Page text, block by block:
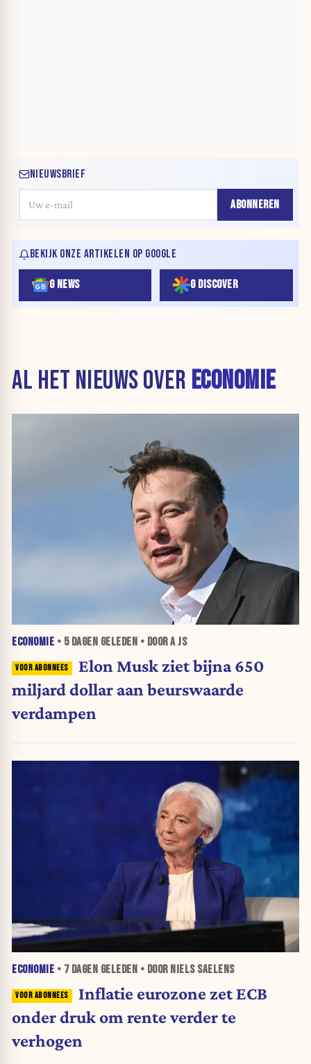
NIEUWSBRIEF
ABONNEREN
BEKIJK ONZE ARTIKELEN OP GOOGLE
G NEWS G DISCOVER
AL HET NIEUWS OVER ECONOMIE
ECONOMIE • 5 DAGEN GELEDEN • DOOR A JS
Elon Musk ziet bijna 650
miljard dollar aan beurswaarde
verdampen
ECONOMIE • 7 DAGEN GELEDEN • DOOR NIELS SAELENS
Inflatie eurozone zet ECB
onder druk om rente verder te
verhogen